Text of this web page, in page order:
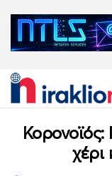
Κορονοϊός:
χέρι